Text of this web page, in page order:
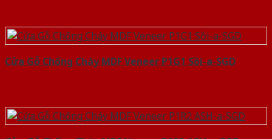
Cửa Gỗ Chống Cháy MDF Veneer P1G1 Sồi-a-SGD